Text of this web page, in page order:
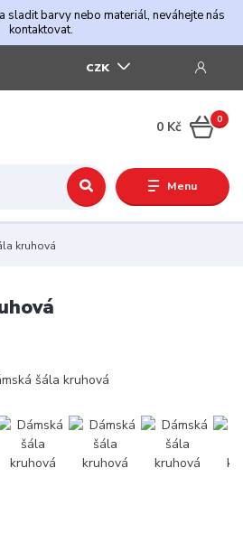
sladit barvy nebo materiál, neváhejte nás
kontaktovat.
Menu
CZK
0
0 Kč
kruhová